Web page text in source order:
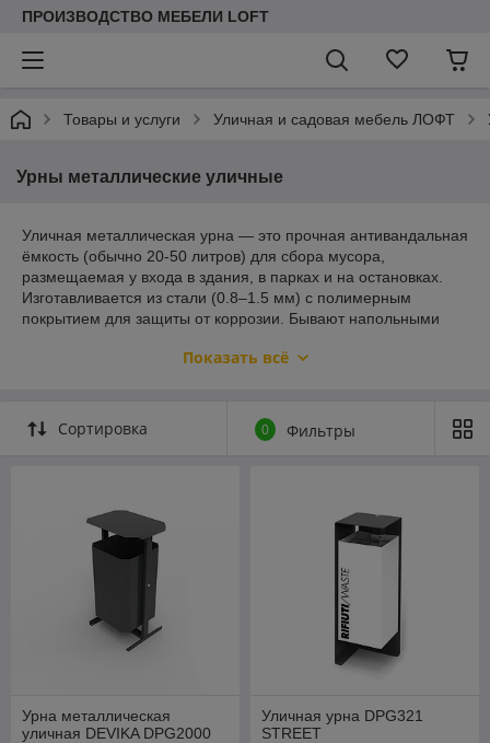
ПРОИЗВОДСТВО МЕБЕЛИ LOFT
Товары и услуги Уличная и садовая мебель ЛОФТ
Урны металлические уличные
Уличная металлическая урна — это прочная антивандальная
ёмкость (обычно 20-50 литров) для сбора мусора,
размещаемая у входа в здания, в парках и на остановках.
Изготавливается из стали (0.8–1.5 мм) с полимерным
покрытием для защиты от коррозии. Бывают напольными
Сталь, покрытая порошковой краской
(цвет по RAL), устойчива к осадкам и механическим
(поворотные), стационарные, с крышкой-пепельницей
или без нее.
Объем:Самые распространенные модели имеют
вместимость от 15 до 50 литров.
Установка:
Крепление осуществляется на анкерные
болты к твердому покрытию или бетонируется в грунт.
Показать всё
Сортировка 0 Фильтры
Урна металлическая
уличная DEVIKA DPG2000
Уличная урна DPG321
STREET